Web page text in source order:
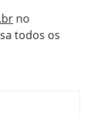
no
todos os